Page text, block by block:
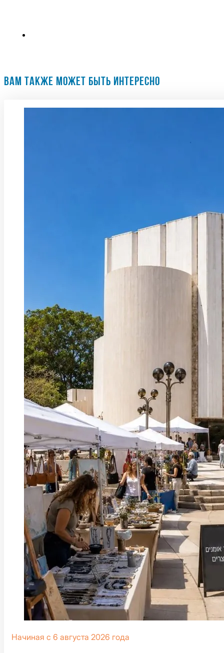
ВАМ ТАКЖЕ МОЖЕТ БЫТЬ ИНТЕРЕСНО
Начиная с 6 августа 2026 года